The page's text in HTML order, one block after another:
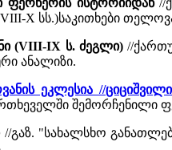
ისტორიიდან//
X სს.)საკითხები
(VIII-IX ს. ძეგლი)//
ანალიზი.
ეკლესია //
შემორჩენილი
//გაზ. "სახალსხო